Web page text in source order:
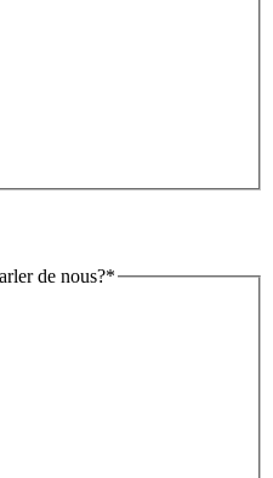
de nous?*